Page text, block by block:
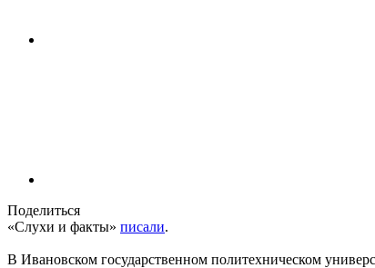
Поделиться
«Слухи и факты» писали.
В Ивановском государственном политехническом